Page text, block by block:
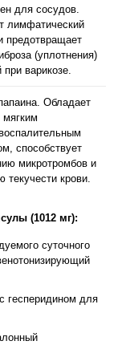
для сосудов.
лимфатический
предотвращает
(уплотнения)
при варикозе.
Обладает
мягким
способствует
микротромбов и
текучести крови.
(1012 мг):
суточного
гесперидином для